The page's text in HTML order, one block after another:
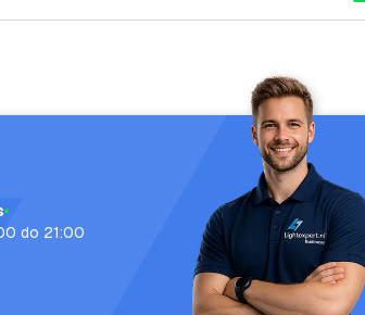
do 21:00